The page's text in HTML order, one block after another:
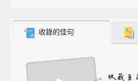
收錄的佳句